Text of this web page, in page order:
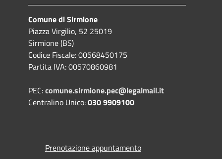
Comune di Sirmione
Piazza Virgilio, 52 25019
Sirmione (BS)
Codice Fiscale: 00568450175
Partita IVA: 00570860981
PEC:comune.sirmione.pec@legalmail.it
Centralino Unico:030 9909100
Prenotazione appuntamento